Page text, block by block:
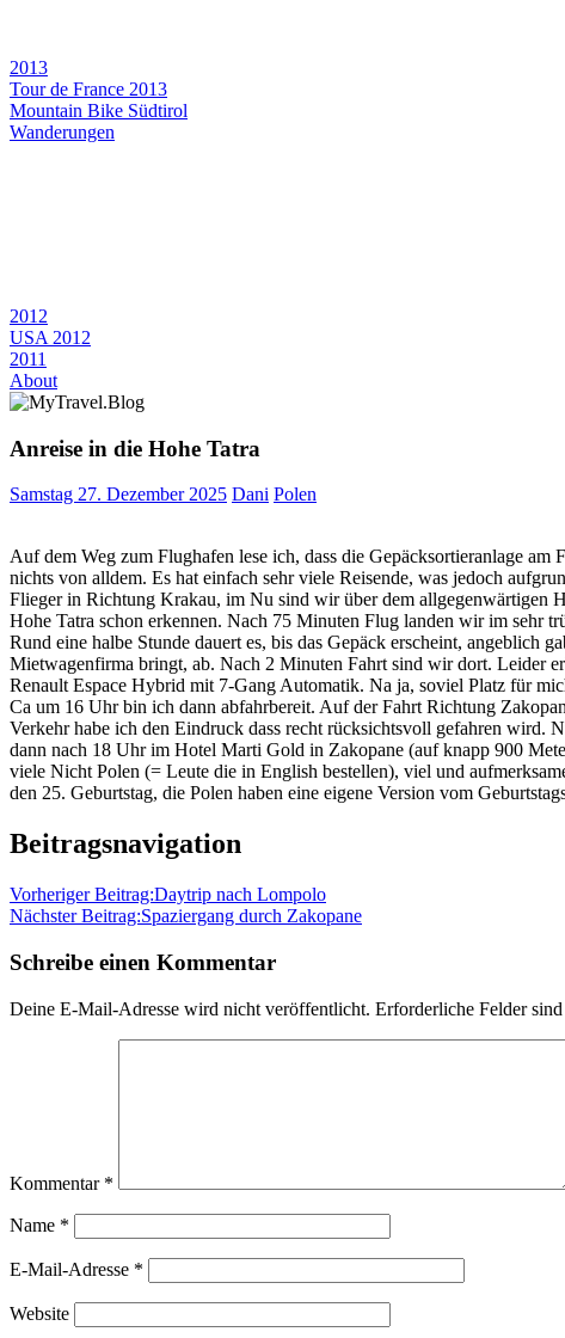
2013
Tour de France 2013
Mountain Bike Südtirol
Wanderungen
2012
USA 2012
2011
About
Anreise in die Hohe Tatra
Samstag 27. Dezember 2025 Dani Polen
Auf dem Weg zum Flughafen lese ich, dass die Gepäcksortieranlage
nichts von alldem. Es hat einfach sehr viele Reisende, was jedoch
Flieger in Richtung Krakau, im Nu sind wir über dem allgegenwärtigen
Hohe Tatra schon erkennen. Nach 75 Minuten Flug landen wir im sehr
Rund eine halbe Stunde dauert es, bis das Gepäck erscheint, angeblich
Mietwagenfirma bringt, ab. Nach 2 Minuten Fahrt sind wir dort. Leider
Renault Espace Hybrid mit 7-Gang Automatik. Na ja, soviel Platz für
Ca um 16 Uhr bin ich dann abfahrbereit. Auf der Fahrt Richtung
Verkehr habe ich den Eindruck dass recht rücksichtsvoll gefahren wird.
dann nach 18 Uhr im Hotel Marti Gold in Zakopane (auf knapp 900
viele Nicht Polen (= Leute die in English bestellen), viel und
den 25. Geburtstag, die Polen haben eine eigene Version vom
Hohe
Tatra
Beitragsnavigation
Vorheriger Beitrag:Daytrip nach Lompolo
Nächster Beitrag:Spaziergang durch Zakopane
Schreibe einen Kommentar
Deine E-Mail-Adresse wird nicht veröffentlicht. Erforderliche Felder
Kommentar *
Name *
E-Mail-Adresse *
Website